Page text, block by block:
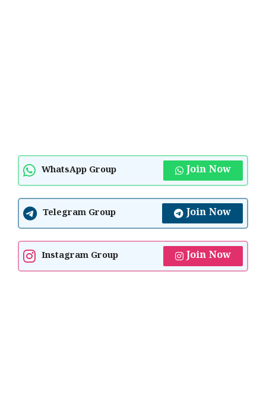
WhatsApp Group Join Now
Telegram Group Join Now
Instagram Group Join Now